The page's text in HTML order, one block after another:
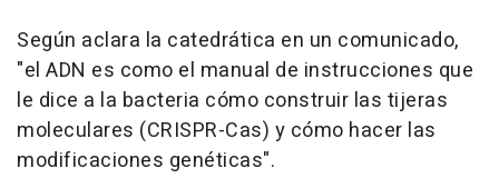
Según aclara la catedrática en un comunicado,
"el ADN es como el manual de instrucciones que
le dice a la bacteria cómo construir las tijeras
moleculares (CRISPR-Cas) y cómo hacer las
modificaciones genéticas".